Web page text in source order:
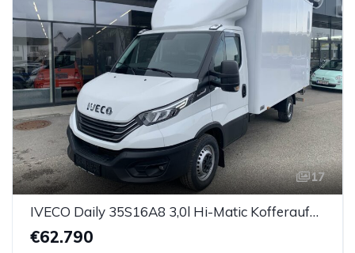
17
IVECO Daily 35S16A8 3,0l Hi-Matic Kofferaufbau mit LBW
€62.790